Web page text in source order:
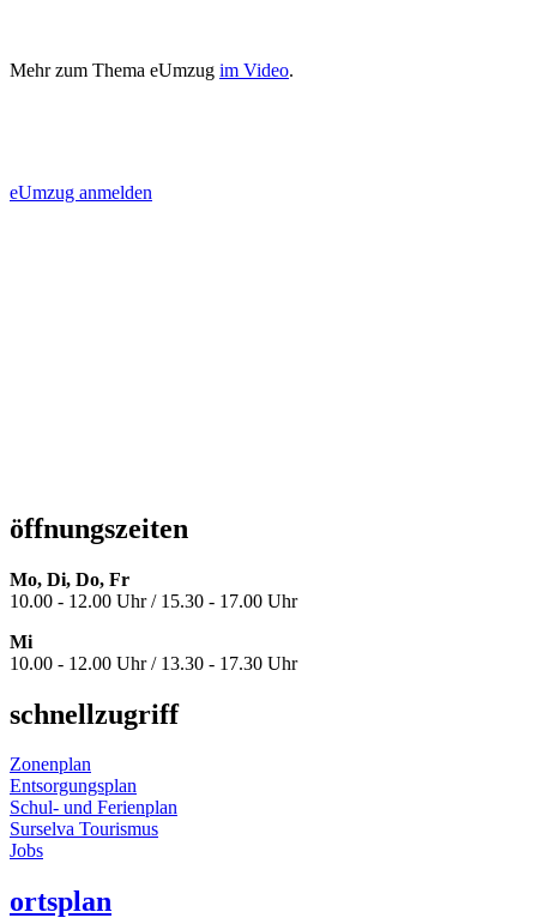
Mehr zum Thema eUmzug im Video.
eUmzug anmelden
öffnungszeiten
Mo, Di, Do, Fr
10.00 - 12.00 Uhr / 15.30 - 17.00 Uhr
Mi
10.00 - 12.00 Uhr / 13.30 - 17.30 Uhr
schnellzugriff
Zonenplan
Entsorgungsplan
Schul- und Ferienplan
Surselva Tourismus
Jobs
ortsplan